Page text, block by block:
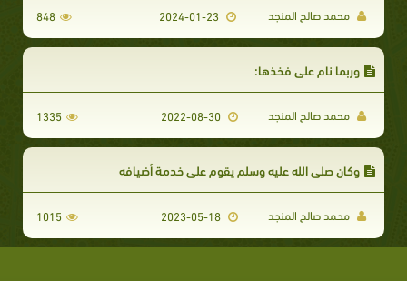
محمد صالح المنجد 2024-01-23
848
وربما نام على فخذها:
محمد صالح المنجد 2022-08-30
1335
وكان صلى الله عليه وسلم يقوم على خدمة أضيافه
محمد صالح المنجد 2023-05-18
1015